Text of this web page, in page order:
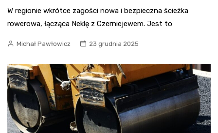
W regionie wkrótce zagości nowa i bezpieczna ścieżka
rowerowa, łącząca Neklę z Czerniejewem. Jest to
Michał Pawłowicz 23 grudnia 2025